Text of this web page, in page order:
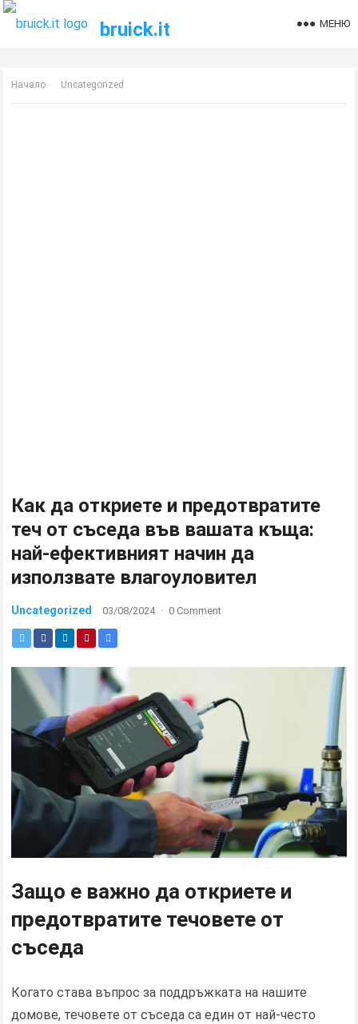
bruick.it МЕНЮ
Начало Uncategorized
Как да откриете и предотвратите
теч от съседа във вашата къща:
най-ефективният начин да
използвате влагоуловител
Uncategorized 03/08/2024 · 0 Comment
Защо е важно да откриете и
предотвратите течовете от
съседа
Когато става въпрос за поддръжката на нашите
домове, течовете от съседа са един от най-често